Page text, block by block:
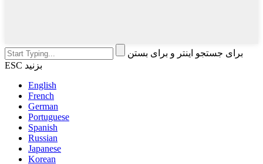
برای جستجو اینتر و برای بستن
ESC بزنید
English
French
German
Portuguese
Spanish
Russian
Japanese
Korean